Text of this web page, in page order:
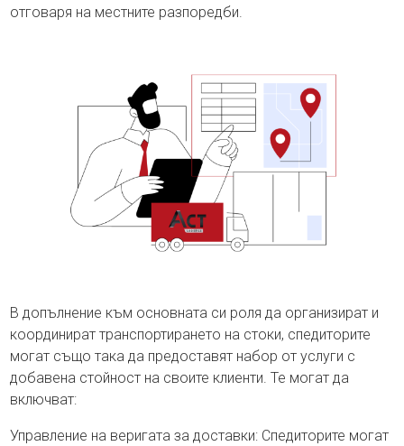
отговаря на местните разпоредби.
В допълнение към основната си роля да организират и
координират транспортирането на стоки, спедиторите
могат също така да предоставят набор от услуги с
добавена стойност на своите клиенти. Те могат да
включват:
Управление на веригата за доставки: Спедиторите могат